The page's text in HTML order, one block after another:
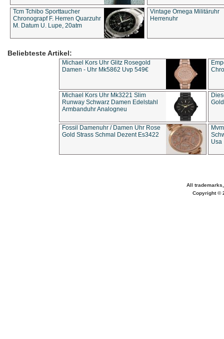
Tcm Tchibo Sporttaucher
Chronograpf F. Herren Quarzuhr
M. Datum U. Lupe, 20atm
Vintage Omega Militäruhr
Herrenuhr
Beliebteste Artikel:
Michael Kors Uhr Glitz Rosegold
Damen - Uhr Mk5862 Uvp 549€
Michael Kors Uhr Mk3221 Slim
Runway Schwarz Damen Edelstahl
Armbanduhr Analogneu
Fossil Damenuhr / Damen Uhr Rose
Gold Strass Schmal Dezent Es3422
Usa
All
Copyright ©